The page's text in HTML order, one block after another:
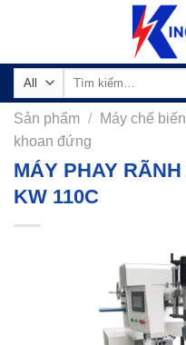
Tìm
Sản phẩm / Máy chế
khoan đứng
MÁY PHAY
KW 110C